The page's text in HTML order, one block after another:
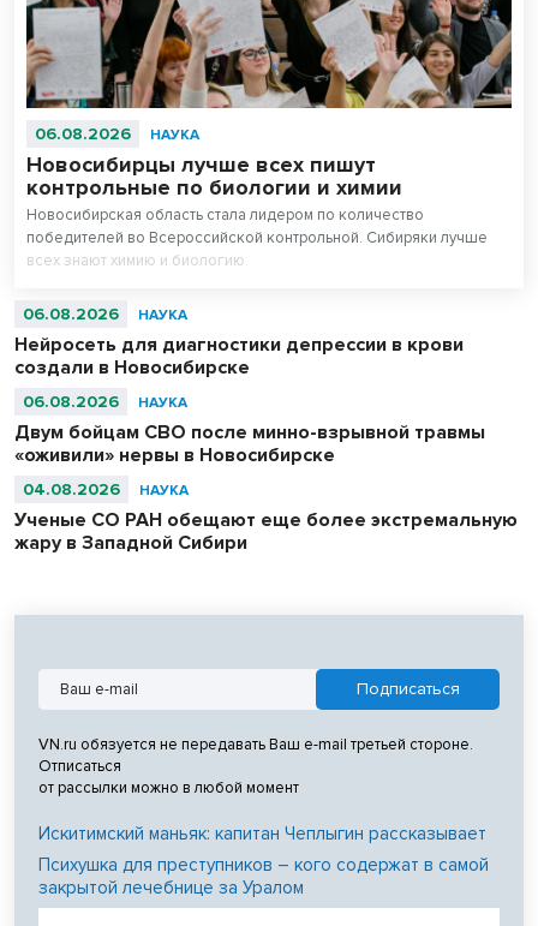
06.08.2026 НАУКА
Новосибирцы лучше всех пишут
контрольные по биологии и химии
Новосибирская область стала лидером по количество
победителей во Всероссийской контрольной. Сибиряки лучше
всех знают химию и биологию.
06.08.2026 НАУКА
Нейросеть для диагностики депрессии в крови
создали в Новосибирске
06.08.2026 НАУКА
Двум бойцам СВО после минно-взрывной травмы
«оживили» нервы в Новосибирске
04.08.2026 НАУКА
Ученые СО РАН обещают еще более экстремальную
жару в Западной Сибири
VN.ru обязуется не передавать Ваш e-mail третьей стороне.
Отписаться
от рассылки можно в любой момент
Искитимский маньяк: капитан Чеплыгин рассказывает
Психушка для преступников – кого содержат в самой
закрытой лечебнице за Уралом